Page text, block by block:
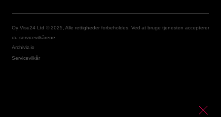
Oy Visu24 Ltd © 2025, Alle rettigheder forbeholdes. Ved at bruge tjenesten accepterer
du servicevilkårene.
Archiviz.io
Servicevilkår